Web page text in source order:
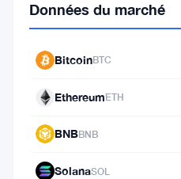
VERS
1
Données du marché
BitcoinBTC
EthereumETH
BNBBNB
SolanaSOL